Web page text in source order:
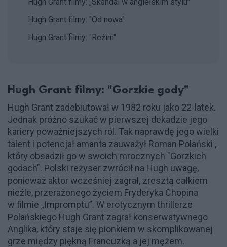
Hugh Grant filmy: "Od nowa"
Hugh Grant filmy: "Reżim"
Hugh Grant filmy: "Gorzkie gody"
Hugh Grant zadebiutował w 1982 roku jako 22-latek.
Jednak próżno szukać w pierwszej dekadzie jego
kariery poważniejszych ról. Tak naprawdę jego wielki
talent i potencjał amanta zauważył Roman Polański ,
który obsadził go w swoich mrocznych "Gorzkich
godach". Polski reżyser zwrócił na Hugh uwagę,
ponieważ aktor wcześniej zagrał, zresztą całkiem
nieźle, przerażonego życiem Fryderyka Chopina
w filmie „Impromptu”. W erotycznym thrillerze
Polańskiego Hugh Grant zagrał konserwatywnego
Anglika, który staje się pionkiem w skomplikowanej
grze między piękną Francuzką a jej mężem.